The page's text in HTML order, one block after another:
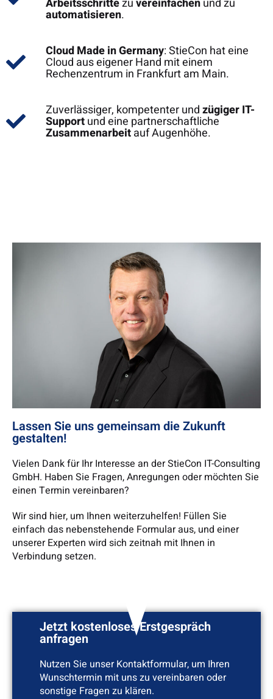
automatisieren.
Cloud Made in Germany: StieCon hat eine
Cloud aus eigener Hand mit einem
Rechenzentrum in Frankfurt am Main.
Zuverlässiger, kompetenter undzügiger IT-
Supportund eine partnerschaftliche
Zusammenarbeitauf Augenhöhe.
Jetzt kostenloses Erstgespräch
anfragen
Nutzen Sie unser Kontaktformular, um Ihren
Wunschtermin mit uns zu vereinbaren oder
sonstige Fragen zu klären.
Lassen Sie uns gemeinsam die Zukunft
gestalten!
Vielen Dank für Ihr Interesse an der StieCon IT-Consulting
GmbH. Haben Sie Fragen, Anregungen oder möchten Sie
einen Termin vereinbaren?
Wir sind hier, um Ihnen weiterzuhelfen! Füllen Sie
einfach das nebenstehende Formular aus, und einer
unserer Experten wird sich zeitnah mit Ihnen in
Verbindung setzen.